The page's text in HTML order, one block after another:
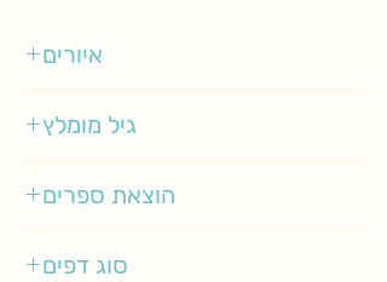
איורים
גיל מומלץ
הוצאת ספרים
סוג דפים